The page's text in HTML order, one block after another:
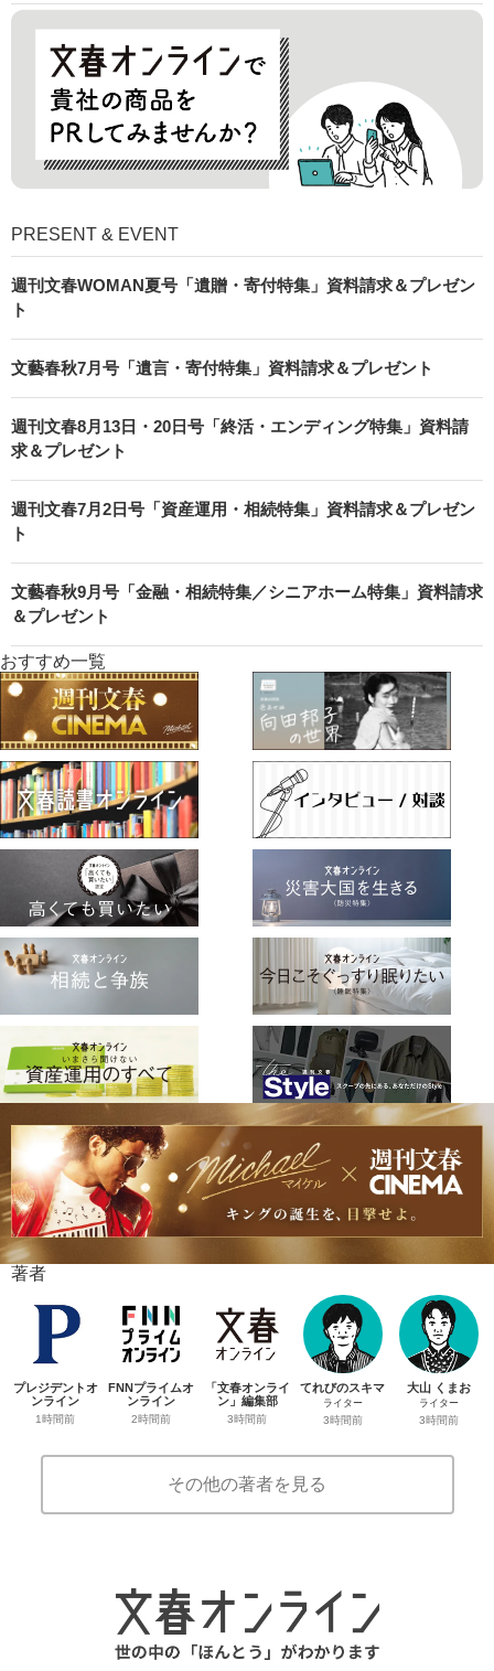
PRESENT & EVENT
週刊文春WOMAN夏号「遺贈・寄付特集」資料請求＆プレゼン
ト
文藝春秋7月号「遺言・寄付特集」資料請求＆プレゼント
週刊文春8月13日・20日号「終活・エンディング特集」資料請
求＆プレゼント
週刊文春7月2日号「資産運用・相続特集」資料請求＆プレゼン
ト
文藝春秋9月号「金融・相続特集／シニアホーム特集」資料請求
＆プレゼント
おすすめ一覧
著者
プレジデントオ
ンライン
1時間前
FNNプライムオ
ンライン
2時間前
「文春オンライ
ン」編集部
3時間前
てれびのスキマ
ライター
3時間前
大山 くまお
ライター
3時間前
その他の著者を見る